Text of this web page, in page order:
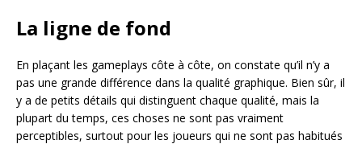
La ligne de fond
En plaçant les gameplays côte à côte, on constate qu’il n’y a
pas une grande différence dans la qualité graphique. Bien sûr, il
y a de petits détails qui distinguent chaque qualité, mais la
plupart du temps, ces choses ne sont pas vraiment
perceptibles, surtout pour les joueurs qui ne sont pas habitués